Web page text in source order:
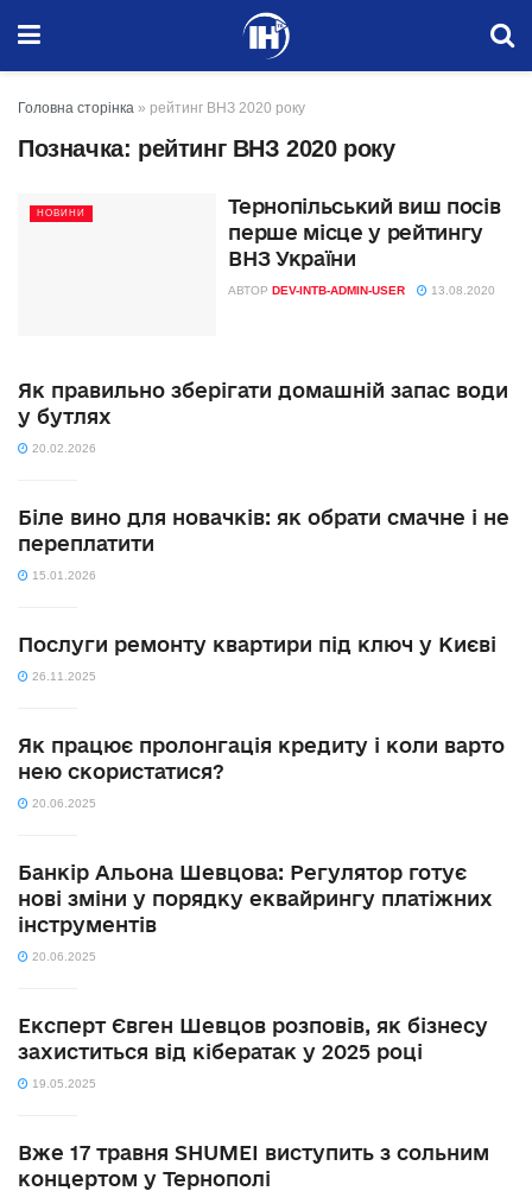
Головна сторінка » рейтинг ВНЗ 2020 року
Позначка: рейтинг ВНЗ 2020 року
НОВИНИ
Тернопільський виш посів
перше місце у рейтингу
ВНЗ України
АВТОР DEV-INTB-ADMIN-USER 13.08.2020
Як правильно зберігати домашній запас води
у бутлях
20.02.2026
Біле вино для новачків: як обрати смачне і не
переплатити
15.01.2026
Послуги ремонту квартири під ключ у Києві
26.11.2025
Як працює пролонгація кредиту і коли варто
нею скористатися?
20.06.2025
Банкір Альона Шевцова: Регулятор готує
нові зміни у порядку еквайрингу платіжних
інструментів
20.06.2025
Експерт Євген Шевцов розповів, як бізнесу
захиститься від кібератак у 2025 році
19.05.2025
Вже 17 травня SHUMEI виступить з сольним
концертом у Тернополі